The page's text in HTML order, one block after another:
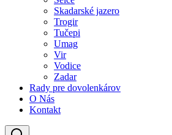
Skadarské jazero
Trogir
Tučepi
Umag
Vir
Vodice
Zadar
Rady pre dovolenkárov
O Nás
Kontakt